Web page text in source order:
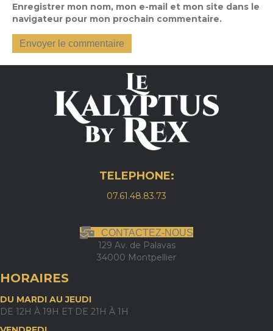
Enregistrer mon nom, mon e-mail et mon site dans le
navigateur pour mon prochain commentaire.
TELEPHONE:
07.61.48.83.73
CONTACTEZ-NOUS
129 Av. de Palavas
34000 Montpellier
HORAIRES
DU MARDI AU JEUDI
DE 12H À 19H ET DE 21H À 1H